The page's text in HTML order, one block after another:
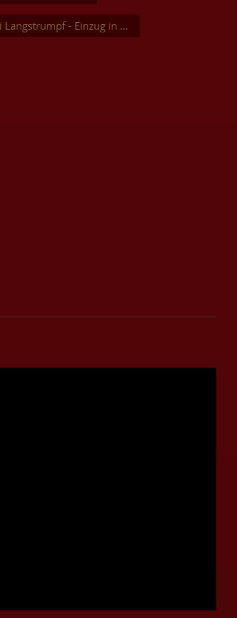
Langstrumpf - Einzug in die Villa Kunterbunt